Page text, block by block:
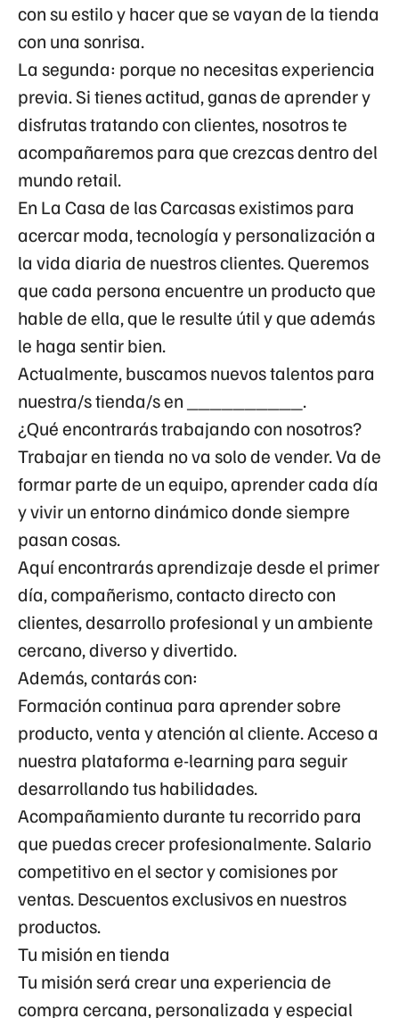
con su estilo y hacer que se vayan de la tienda
con una sonrisa.
La segunda: porque no necesitas experiencia
previa. Si tienes actitud, ganas de aprender y
disfrutas tratando con clientes, nosotros te
acompañaremos para que crezcas dentro del
mundo retail.
En La Casa de las Carcasas existimos para
acercar moda, tecnología y personalización a
la vida diaria de nuestros clientes. Queremos
que cada persona encuentre un producto que
hable de ella, que le resulte útil y que además
le haga sentir bien.
Actualmente, buscamos nuevos talentos para
nuestra/s tienda/s en __________.
¿Qué encontrarás trabajando con nosotros?
Trabajar en tienda no va solo de vender. Va de
formar parte de un equipo, aprender cada día
y vivir un entorno dinámico donde siempre
pasan cosas.
Aquí encontrarás aprendizaje desde el primer
día, compañerismo, contacto directo con
clientes, desarrollo profesional y un ambiente
cercano, diverso y divertido.
Además, contarás con:
Formación continua para aprender sobre
producto, venta y atención al cliente. Acceso a
nuestra plataforma e-learning para seguir
desarrollando tus habilidades.
Acompañamiento durante tu recorrido para
que puedas crecer profesionalmente. Salario
competitivo en el sector y comisiones por
ventas. Descuentos exclusivos en nuestros
productos.
Tu misión en tienda
Tu misión será crear una experiencia de
compra cercana, personalizada y especial